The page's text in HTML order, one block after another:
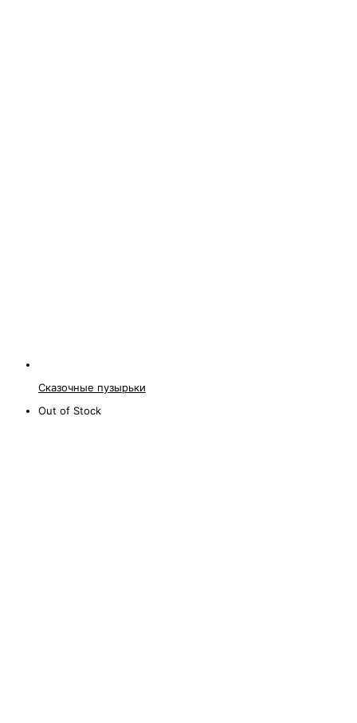
Сказочные пузырьки
Out of Stock